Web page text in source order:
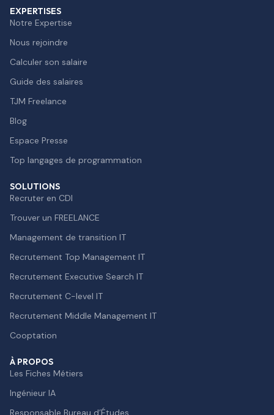
EXPERTISES
Notre Expertise
Nous rejoindre
Calculer son salaire
Guide des salaires
TJM Freelance
Blog
Espace Presse
Top langages de programmation
SOLUTIONS
Recruter en CDI
Trouver un FREELANCE
Management de transition IT
Recrutement Top Management IT
Recrutement Executive Search IT
Recrutement C-level IT
Recrutement Middle Management IT
Cooptation
À PROPOS
Les Fiches Métiers
Ingénieur IA
Responsable Bureau d’Études